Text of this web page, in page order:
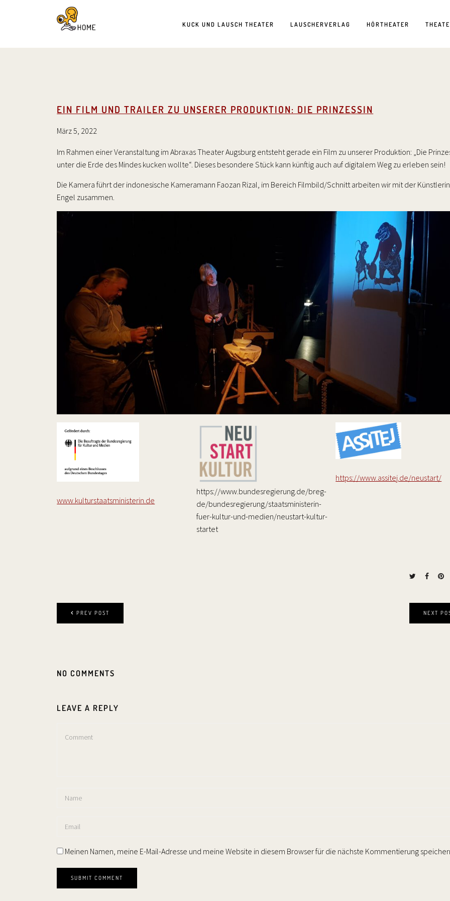
KUCK UND LAUSCH THEATER LAUSCHERVERLAG HÖRTHEATER
EIN FILM UND TRAILER ZU UNSERER PRODUKTION: DIE PRINZESSIN
März 5, 2022
Im Rahmen einer Veranstaltung im Abraxas Theater Augsburg entsteht gerade ein Film zu unserer Produktion: „Die
unter die Erde des Mindes kucken wollte“. Dieses besondere Stück kann künftig auch auf digitalem Weg zu erleben sein!
Die Kamera führt der indonesische Kameramann Faozan Rizal, im Bereich Filmbild/Schnitt arbeiten wir mit der
Engel zusammen.
www.kulturstaatsministerin.de
https://www.bundesregierung.de/breg-
de/bundesregierung/staatsministerin-
fuer-kultur-und-medien/neustart-kultur-
startet
https://www.assitej.de/neustart/
NEXT
PREV POST
NO COMMENTS
LEAVE A REPLY
Meinen Namen, meine E-Mail-Adresse und meine Website in diesem Browser für die nächste Kommentierung